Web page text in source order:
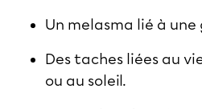
Un melasma lié à une
Des taches liées au
ou au soleil.